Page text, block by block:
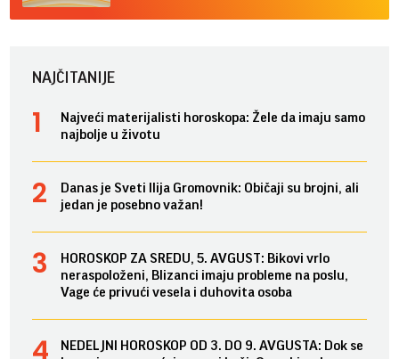
NAJČITANIJE
Najveći materijalisti horoskopa: Žele da imaju samo
najbolje u životu
Danas je Sveti Ilija Gromovnik: Običaji su brojni, ali
jedan je posebno važan!
HOROSKOP ZA SREDU, 5. AVGUST: Bikovi vrlo
neraspoloženi, Blizanci imaju probleme na poslu,
Vage će privući vesela i duhovita osoba
NEDELJNI HOROSKOP OD 3. DO 9. AVGUSTA: Dok se